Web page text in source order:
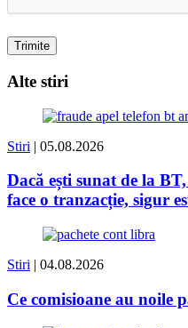
Alte stiri
Stiri | 05.08.2026
Dacă ești sunat de la
face o tranzacție, sigur
Stiri | 04.08.2026
Ce comisioane au noile